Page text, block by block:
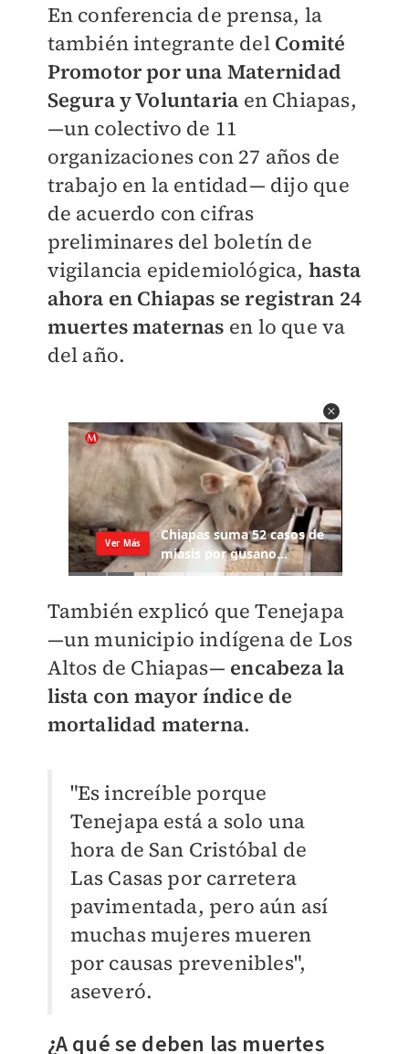
En conferencia de prensa, la
también integrante delComité
Promotor por una Maternidad
Segura y Voluntaria en Chiapas,
—un colectivo de 11
organizaciones con 27 años de
trabajo en la entidad— dijo que
de acuerdo con cifras
preliminares del boletín de
vigilancia epidemiológica, hasta
ahora en Chiapas se registran 24
muertes maternas en lo que va
del año.
También explicó que Tenejapa
—un municipio indígena de Los
Altos de Chiapas— encabeza la
lista con mayor índice de
mortalidad materna.
"Es increíble porque
Tenejapa está a solo una
hora de San Cristóbal de
Las Casas por carretera
pavimentada, pero aún así
muchas mujeres mueren
por causas prevenibles",
aseveró.
¿A qué se deben las muertes